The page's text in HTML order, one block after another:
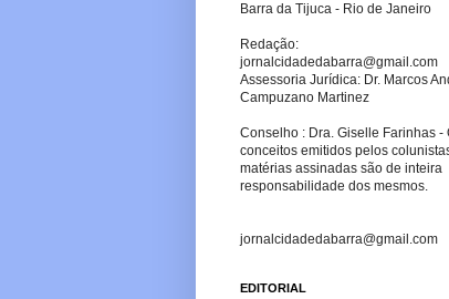
Barra da Tijuca - Rio de Janeiro
Redação:
jornalcidadedabarra@gmail.com
Assessoria Jurídica: Dr. Marcos
Campuzano Martinez
Conselho : Dra. Giselle Farinhas -
conceitos emitidos pelos
matérias assinadas são de inteira
responsabilidade dos mesmos.
jornalcidadedabarra@gmail.com
EDITORIAL